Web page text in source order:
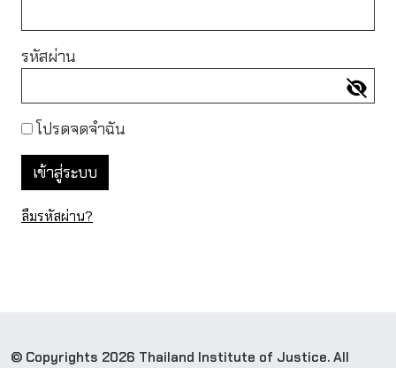
รหัสผ่าน
โปรดจดจำฉัน
ลืมรหัสผ่าน?
© Copyrights 2026 Thailand Institute of Justice. All